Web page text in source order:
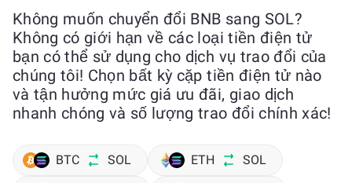
Không muốn chuyển đổi BNB sang SOL?
Không có giới hạn về các loại tiền điện tử
bạn có thể sử dụng cho dịch vụ trao đổi của
chúng tôi! Chọn bất kỳ cặp tiền điện tử nào
và tận hưởng mức giá ưu đãi, giao dịch
nhanh chóng và số lượng trao đổi chính xác!
BTC SOL ETH SOL